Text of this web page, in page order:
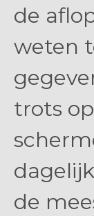
de
weten
trots
de